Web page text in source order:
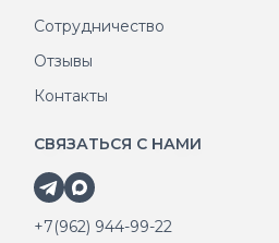
Сотрудничество
Отзывы
Контакты
СВЯЗАТЬСЯ С НАМИ
+7(962) 944-99-22